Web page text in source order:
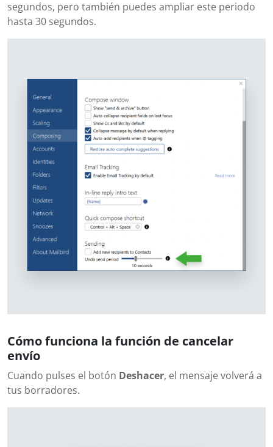
segundos, pero también puedes ampliar este periodo
hasta 30 segundos.
Cómo funciona la función de cancelar
envío
Cuando pulses el botón Deshacer, el mensaje volverá a
tus borradores.